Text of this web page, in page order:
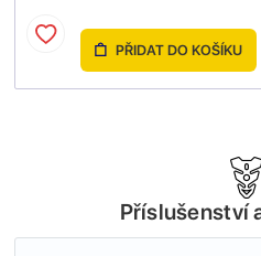
PŘIDAT DO KOŠÍKU
Příslušenství